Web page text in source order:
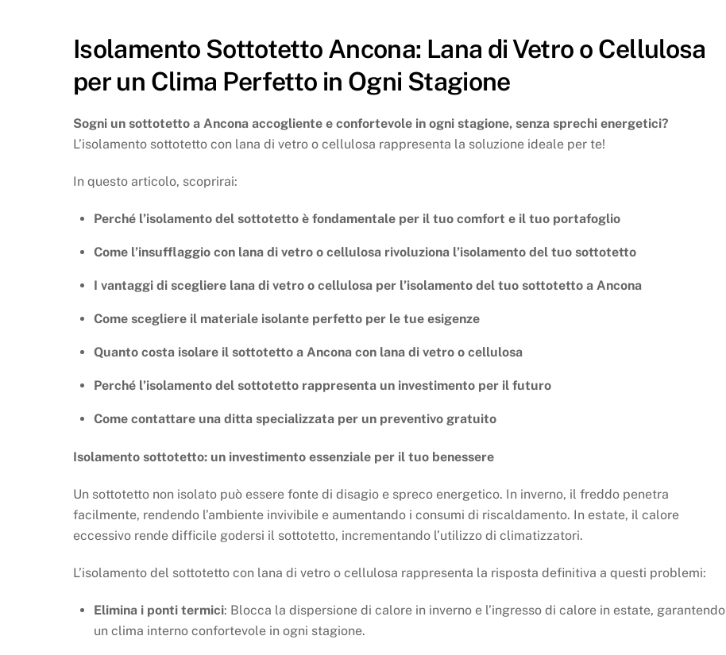
Isolamento Sottotetto Ancona: Lana di Vetro o Cellulosa
per un Clima Perfetto in Ogni Stagione
Sogni un sottotetto a Ancona accogliente e confortevole in ogni stagione, senza sprechi energetici?
L’isolamento sottotetto con lana di vetro o cellulosa rappresenta la soluzione ideale per te!
In questo articolo, scoprirai:
Perché l’isolamento del sottotetto è fondamentale per il tuo comfort e il tuo portafoglio
Come l’insufflaggio con lana di vetro o cellulosa rivoluziona l’isolamento del tuo sottotetto
I vantaggi di scegliere lana di vetro o cellulosa per l’isolamento del tuo sottotetto a Ancona
Come scegliere il materiale isolante perfetto per le tue esigenze
Quanto costa isolare il sottotetto a Ancona con lana di vetro o cellulosa
Perché l’isolamento del sottotetto rappresenta un investimento per il futuro
Come contattare una ditta specializzata per un preventivo gratuito
Isolamento sottotetto: un investimento essenziale per il tuo benessere
Un sottotetto non isolato può essere fonte di disagio e spreco energetico. In inverno, il freddo penetra
facilmente, rendendo l’ambiente invivibile e aumentando i consumi di riscaldamento. In estate, il calore
eccessivo rende difficile godersi il sottotetto, incrementando l’utilizzo di climatizzatori.
L’isolamento del sottotetto con lana di vetro o cellulosa rappresenta la risposta definitiva a questi problemi:
Elimina i ponti termici: Blocca la dispersione di calore in inverno e l’ingresso di calore in estate, garantendo
un clima interno confortevole in ogni stagione.